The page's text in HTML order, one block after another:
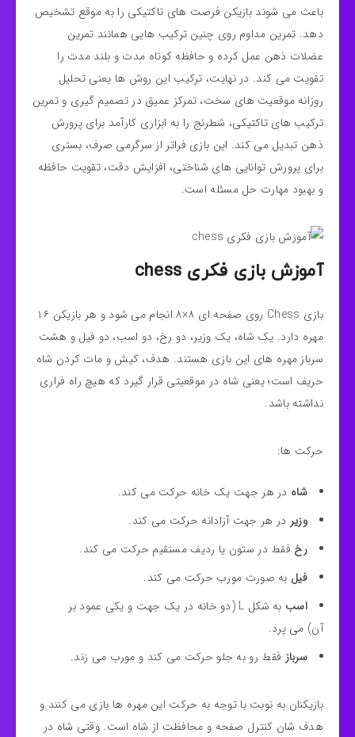
باعث می‌ شوند بازیکن فرصت‌ های تاکتیکی را به‌ موقع تشخیص
دهد. تمرین مداوم روی چنین ترکیب‌ هایی همانند تمرین
عضلات ذهن عمل کرده و حافظه‌ کوتاه‌ مدت و بلند مدت را
تقویت می‌ کند. در نهایت، ترکیب این روش‌ ها یعنی تحلیل
روزانه موقعیت‌ های سخت، تمرکز عمیق در تصمیم‌ گیری و تمرین
ترکیب‌ های تاکتیکی، شطرنج را به ابزاری کارآمد برای پرورش
ذهن تبدیل می‌ کند. این بازی فراتر از سرگرمی صرف، بستری
برای پرورش توانایی‌ های شناختی، افزایش دقت، تقویت حافظه
و بهبود مهارت حل مسئله است.
آموزش بازی فکری chess
بازی Chess روی صفحه‌ ای ۸×۸ انجام می‌ شود و هر بازیکن ۱۶
مهره دارد. یک شاه، یک وزیر، دو رخ، دو اسب، دو فیل و هشت
سرباز مهره های این بازی هستند. هدف، کیش و مات کردن شاه
حریف است؛ یعنی شاه در موقعیتی قرار گیرد که هیچ راه فراری
نداشته باشد.
حرکت‌ ها:
شاه در هر جهت یک خانه حرکت می‌ کند.
وزیر در هر جهت آزادانه حرکت می‌ کند.
رخ فقط در ستون یا ردیف مستقیم حرکت می‌ کند.
فیل به صورت مورب حرکت می‌ کند.
اسب
به شکل L (دو خانه در یک جهت و یکی عمود بر
آن) می‌ پرد.
سرباز فقط رو به جلو حرکت می‌ کند و مورب می‌ زند.
بازیکنان به نوبت با توجه به حرکت این مهره ها بازی می‌ کنند و
هدف شان کنترل صفحه و محافظت از شاه است. وقتی شاه در